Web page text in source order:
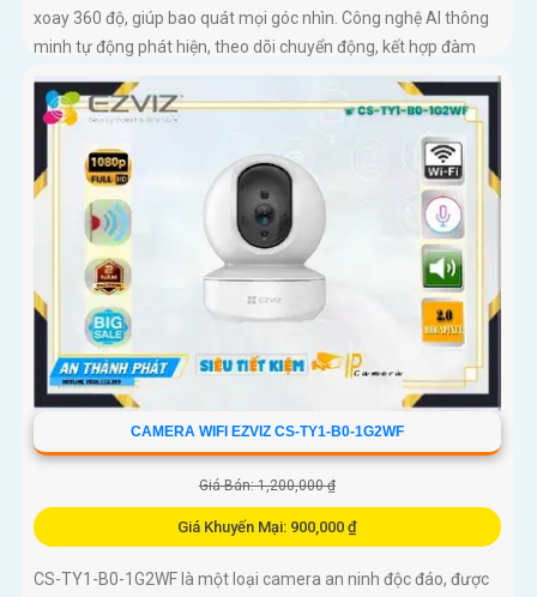
xoay 360 độ, giúp bao quát mọi góc nhìn. Công nghệ AI thông
minh tự động phát hiện, theo dõi chuyển động, kết hợp đàm
thoại 2 chiều, giúp bạn giao tiếp dễ dàng từ xa
CAMERA WIFI EZVIZ CS-TY1-B0-1G2WF
Giá Bán: 1,200,000 ₫
Giá Khuyến Mại: 900,000 ₫
CS-TY1-B0-1G2WF là một loại camera an ninh độc đáo, được